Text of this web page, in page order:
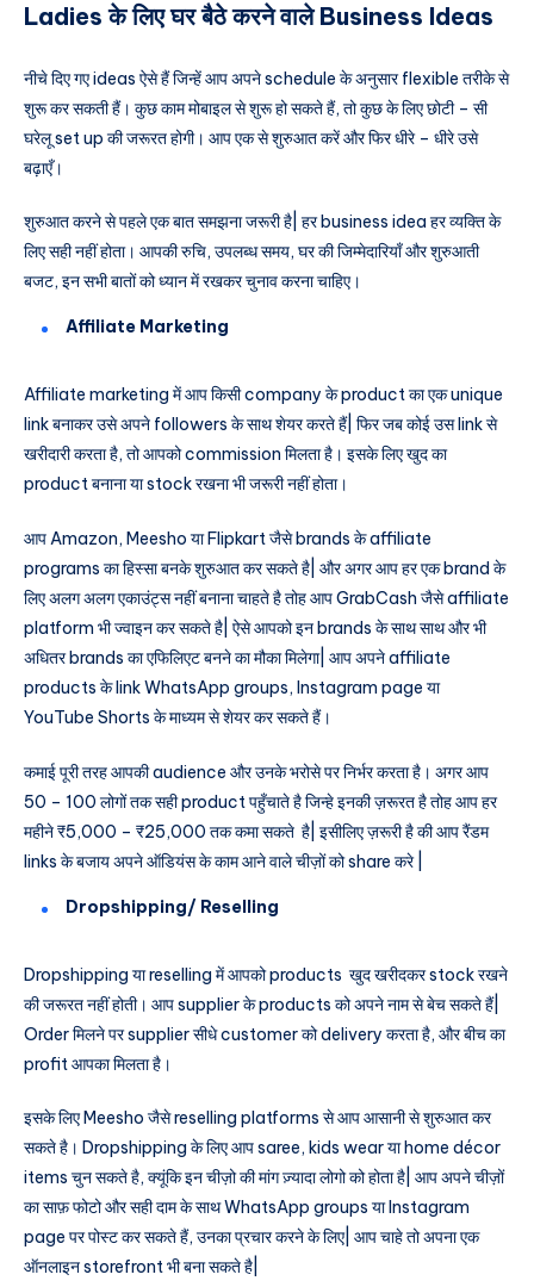
Ladies के लिए घर बैठे करने वाले Business Ideas
नीचे दिए गए ideas ऐसे हैं जिन्हें आप अपने schedule के अनुसार flexible तरीके से
शुरू कर सकती हैं। कुछ काम मोबाइल से शुरू हो सकते हैं, तो कुछ के लिए छोटी – सी
घरेलू set up की जरूरत होगी। आप एक से शुरुआत करें और फिर धीरे – धीरे उसे
बढ़ाएँ।
शुरुआत करने से पहले एक बात समझना जरूरी है| हर business idea हर व्यक्ति के
लिए सही नहीं होता। आपकी रुचि, उपलब्ध समय, घर की जिम्मेदारियाँ और शुरुआती
बजट, इन सभी बातों को ध्यान में रखकर चुनाव करना चाहिए।
Affiliate Marketing
Affiliate marketing में आप किसी company के product का एक unique
link बनाकर उसे अपने followers के साथ शेयर करते हैं| फिर जब कोई उस link से
खरीदारी करता है, तो आपको commission मिलता है। इसके लिए खुद का
product बनाना या stock रखना भी जरूरी नहीं होता।
आप Amazon, Meesho या Flipkart जैसे brands के affiliate
programs का हिस्सा बनके शुरुआत कर सकते है| और अगर आप हर एक brand के
लिए अलग अलग एकाउंट्स नहीं बनाना चाहते है तोह आप GrabCash जैसे affiliate
platform भी ज्वाइन कर सकते है| ऐसे आपको इन brands के साथ साथ और भी
अधितर brands का एफिलिएट बनने का मौका मिलेगा| आप अपने affiliate
products के link WhatsApp groups, Instagram page या
YouTube Shorts के माध्यम से शेयर कर सकते हैं।
कमाई पूरी तरह आपकी audience और उनके भरोसे पर निर्भर करता है। अगर आप
50 – 100 लोगों तक सही product पहुँचाते है जिन्हे इनकी ज़रूरत है तोह आप हर
महीने ₹5,000 – ₹25,000 तक कमा सकते है| इसीलिए ज़रूरी है की आप रैंडम
links के बजाय अपने ऑडियंस के काम आने वाले चीज़ों को share करे |
Dropshipping/ Reselling
Dropshipping या reselling में आपको products खुद खरीदकर stock रखने
की जरूरत नहीं होती। आप supplier के products को अपने नाम से बेच सकते हैं|
Order मिलने पर supplier सीधे customer को delivery करता है, और बीच का
profit आपका मिलता है।
इसके लिए Meesho जैसे reselling platforms से आप आसानी से शुरुआत कर
सकते है। Dropshipping के लिए आप saree, kids wear या home décor
items चुन सकते है, क्यूंकि इन चीज़ो की मांग ज़्यादा लोगो को होता है| आप अपने चीज़ों
का साफ़ फोटो और सही दाम के साथ WhatsApp groups या Instagram
page पर पोस्ट कर सकते हैं, उनका प्रचार करने के लिए| आप चाहे तो अपना एक
ऑनलाइन storefront भी बना सकते है|